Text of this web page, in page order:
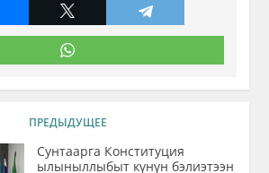
ПРЕДЫДУЩЕЕ
Сунтаарга Конституция
ылыныллыбыт күнүн бэлиэтээн